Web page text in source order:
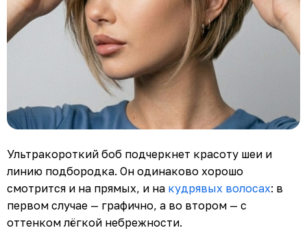
Ультракороткий боб подчеркнет красоту шеи и
линию подбородка. Он одинаково хорошо
смотрится и на прямых, и на кудрявых волосах: в
первом случае — графично, а во втором — с
оттенком лёгкой небрежности.